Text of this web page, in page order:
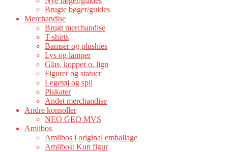
Brugte bøger/guides
Merchandise
Brugt merchandise
T-shirts
Bamser og plushies
Lys og lamper
Glas, kopper o. lign
Figurer og statuer
Legetøj og spil
Plakater
Andet merchandise
Andre konsoller
NEO GEO MVS
Amiibos
Amiibos i original emballage
Amiibos: Kun figur